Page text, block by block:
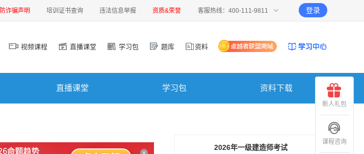
防诈骗声明 培训证书查询 违法信息举报 资质&荣誉 客服热线：400-111-9811 登录
视频课程 直播课堂 学习包 题库 资料
直播课堂 学习包 资料下载
2026年一级建造师考试
新人礼包
课程咨询